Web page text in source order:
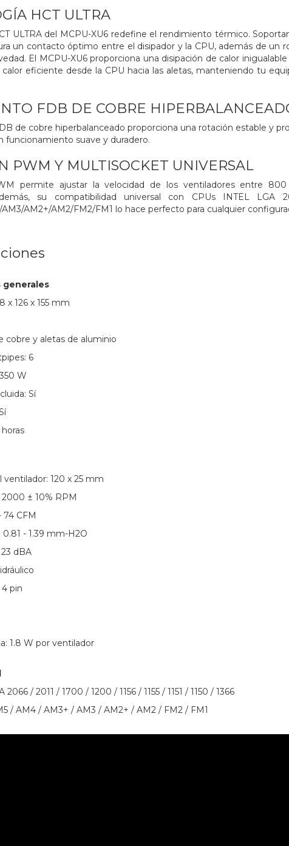
HCT ULTRA
ULTRA del MCPU-XU6 redefine el rendimiento térmico.
un contacto óptimo entre el disipador y la CPU, además de un
El MCPU-XU6 proporciona una disipación de calor
eficiente desde la CPU hacia las aletas, manteniendo tu
FDB DE COBRE
de cobre hiperbalanceado proporciona una rotación estable y
funcionamiento suave y duradero.
PWM Y MULTISOCKET UNIVERSAL
permite ajustar la velocidad de los ventiladores entre
su compatibilidad universal con CPUs INTEL LGA
AM2+/AM2/FM2/FM1 lo hace perfecto para cualquier
generales
x 126 x 155 mm
cobre y aletas de aluminio
6
W
Sí
ventilador: 120 x 25 mm
± 10% RPM
74 CFM
- 1.39 mm-H2O
dBA
pin
1.8 W por ventilador
/ 2011 / 1700 / 1200 / 1156 / 1155 / 1151 / 1150 / 1366
/ AM4 / AM3+ / AM3 / AM2+ / AM2 / FM2 / FM1